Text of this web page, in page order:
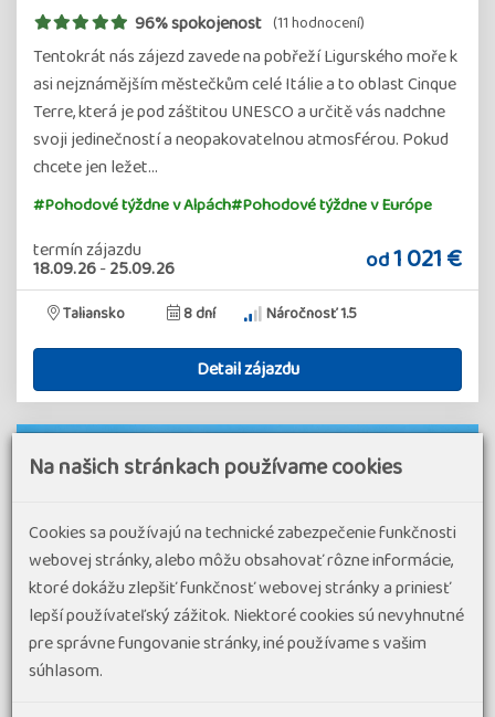
96% spokojenost (11 hodnocení)
Tentokrát nás zájezd zavede na pobřeží Ligurského moře k
asi nejznámějším městečkům celé Itálie a to oblast Cinque
Terre, která je pod záštitou UNESCO a určitě vás nadchne
svoji jedinečností a neopakovatelnou atmosférou. Pokud
chcete jen ležet…
#Pohodové týždne v Alpách#Pohodové týždne v Európe
termín zájazdu
18.09.26-25.09.26 od1 021 €
Taliansko 8 dní Náročnosť 1.5
Detail zájazdu
Na našich stránkach používame cookies
Cookies sa používajú na technické zabezpečenie funkčnosti
webovej stránky, alebo môžu obsahovať rôzne informácie,
ktoré dokážu zlepšiť funkčnosť webovej stránky a priniesť
lepší používateľský zážitok. Niektoré cookies sú nevyhnutné
pre správne fungovanie stránky, iné používame s vašim
súhlasom.